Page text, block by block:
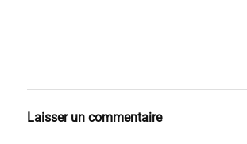
Laisser un commentaire